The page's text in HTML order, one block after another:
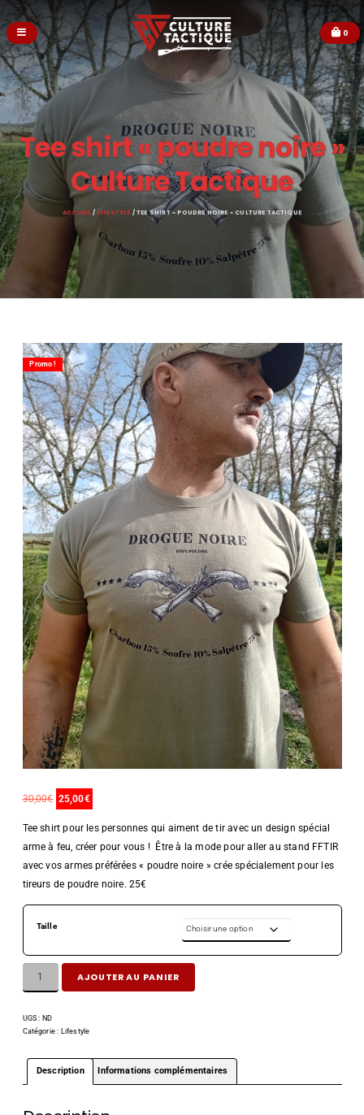
0
Tee shirt « poudre noire »
Culture Tactique
ACCUEIL/ LIFESTYLE / TEE SHIRT « POUDRE NOIRE » CULTURE TACTIQUE
Promo !
30,00€ 25,00€
Tee shirt pour les personnes qui aiment de tir avec un design spécial
arme à feu, créer pour vous ! Être à la mode pour aller au stand FFTIR
avec vos armes préférées « poudre noire » crée spécialement pour les
tireurs de poudre noire. 25€
Taille
AJOUTER AU PANIER
UGS : ND
Catégorie : Lifestyle
Description Informations complémentaires